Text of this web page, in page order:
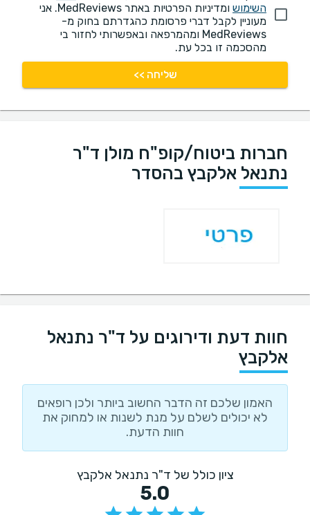
השימוש
ומדיניות הפרטיות באתר MedReviews. אני
מעוניין לקבל דברי פרסומת כהגדרתם בחוק מ-
MedReviews ומהמרפאה ובאפשרותי לחזור בי
מהסכמה זו בכל עת.
שליחה >>
חברות ביטוח/קופ"ח מולן ד"ר
נתנאל אלקבץ בהסדר
חוות דעת ודירוגים על ד"ר נתנאל
אלקבץ
האמון שלכם זה הדבר החשוב ביותר ולכן רופאים
לא יכולים לשלם על מנת לשנות או למחוק את
חוות הדעת.
ציון כולל של ד"ר נתנאל אלקבץ
5.0